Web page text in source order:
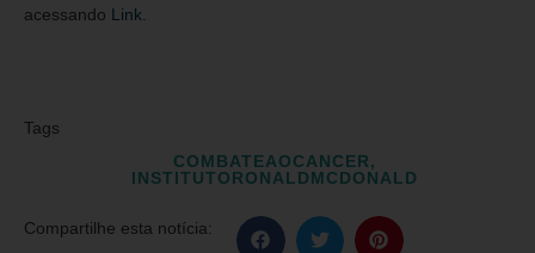
acessando Link
Tags
COMBATEAOCANCER,
INSTITUTORONALDMCDONALD
Compartilhe esta notícia: